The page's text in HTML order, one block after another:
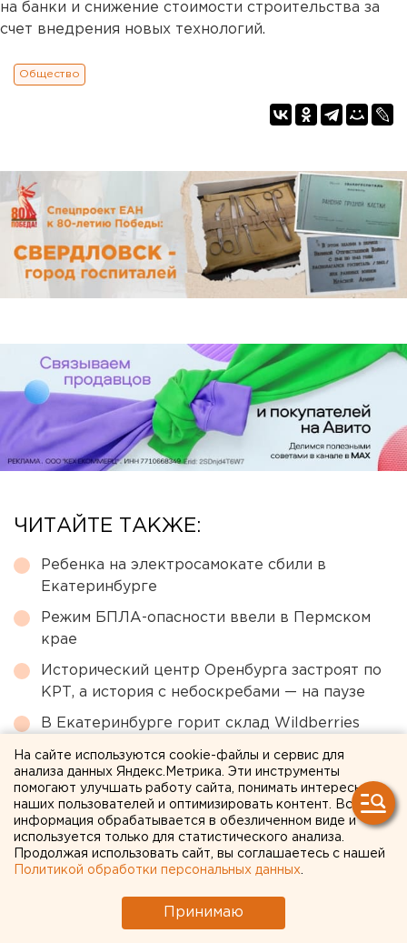
на банки и снижение стоимости строительства за
счет внедрения новых технологий.
Общество
ЧИТАЙТЕ ТАКЖЕ:
Ребенка на электросамокате сбили в
Екатеринбурге
Режим БПЛА-опасности ввели в Пермском
крае
Исторический центр Оренбурга застроят по
КРТ, а история с небоскребами — на паузе
В Екатеринбурге горит склад Wildberries
Участок с челябинским элеватором выставят
на аукцион по КРТ в этом году
13 ФЕВРАЛЯ 2020 В 13:50
ЕАНовости
На сайте используются cookie-файлы и сервис для
анализа данных Яндекс.Метрика. Эти инструменты
помогают улучшать работу сайта, понимать интересы
наших пользователей и оптимизировать контент. Вся
информация обрабатывается в обезличенном виде и
используется только для статистического анализа.
Продолжая использовать сайт, вы соглашаетесь с нашей
Политикой обработки персональных данных
Принимаю